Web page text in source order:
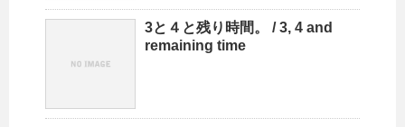
3と４と残り時間。 / 3, 4 and
remaining time